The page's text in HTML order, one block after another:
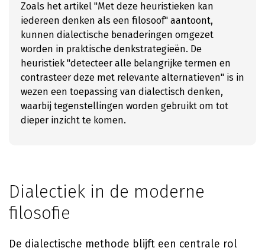
Zoals het artikel "Met deze heuristieken kan
iedereen denken als een filosoof" aantoont,
kunnen dialectische benaderingen omgezet
worden in praktische denkstrategieën. De
heuristiek "detecteer alle belangrijke termen en
contrasteer deze met relevante alternatieven" is in
wezen een toepassing van dialectisch denken,
waarbij tegenstellingen worden gebruikt om tot
dieper inzicht te komen.
Dialectiek in de moderne
filosofie
De dialectische methode blijft een centrale rol